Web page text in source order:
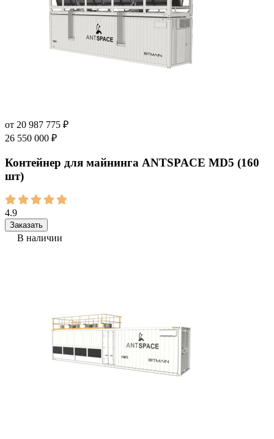
от 20 987 775 ₽
26 550 000 ₽
Контейнер для майнинга ANTSPACE MD5 (160
шт)
4.9
Заказать
В наличии